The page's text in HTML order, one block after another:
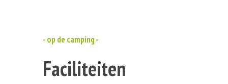
- op de camping -
Faciliteiten